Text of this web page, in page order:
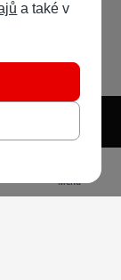
Menu
a také v